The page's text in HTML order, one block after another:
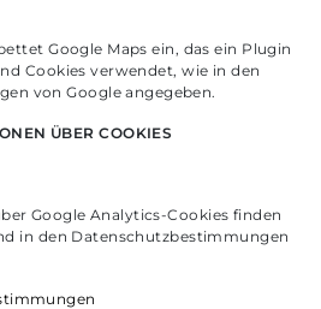
Google Maps ein, das ein Plugin
Cookies verwendet, wie in den
von Google angegeben.
ÜBER COOKIES
Google Analytics-Cookies finden
in den Datenschutzbestimmungen